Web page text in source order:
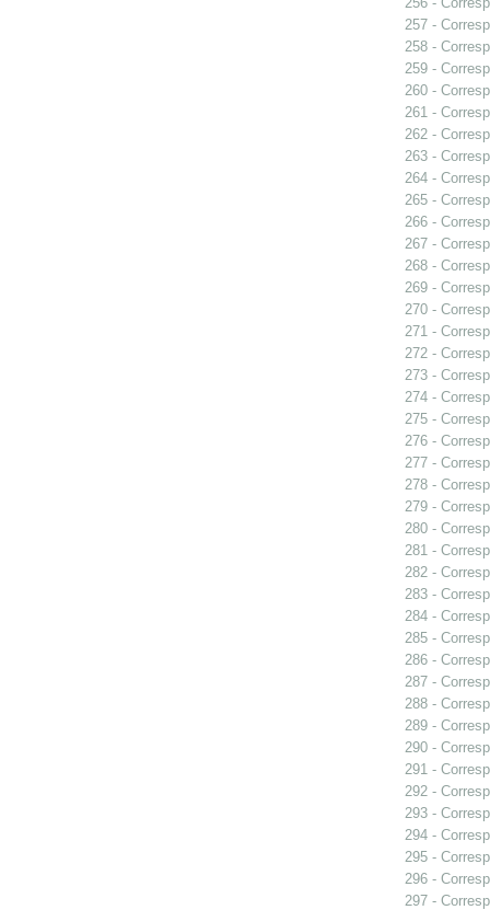
257 -
258 -
259 -
260 -
261 -
262 -
263 -
264 -
265 -
266 -
267 -
268 -
269 -
270 -
271 -
272 -
273 -
274 -
275 -
276 -
277 -
278 -
279 -
280 -
281 -
282 -
283 -
284 -
285 -
286 -
287 -
288 -
289 -
290 -
291 -
292 -
293 -
294 -
295 -
296 -
297 -